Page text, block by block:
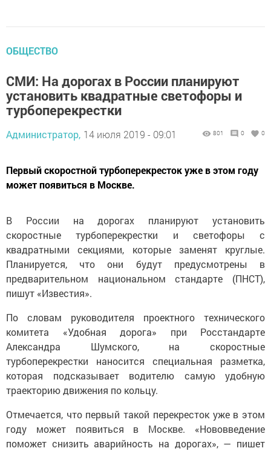
ОБЩЕСТВО
СМИ: На дорогах в России планируют
установить квадратные светофоры и
турбоперекрестки
Администратор, 14 июля 2019 - 09:01 801 0 0
Первый скоростной турбоперекресток уже в этом году
может появиться в Москве.
В России на дорогах планируют установить
скоростные турбоперекрестки и светофоры с
квадратными секциями, которые заменят круглые.
Планируется, что они будут предусмотрены в
предварительном национальном стандарте (ПНСТ),
пишут «Известия».
По словам руководителя проектного технического
комитета «Удобная дорога» при Росстандарте
Александра Шумского, на скоростные
турбоперекрестки наносится специальная разметка,
которая подсказывает водителю самую удобную
траекторию движения по кольцу.
Отмечается, что первый такой перекресток уже в этом
году может появиться в Москве. «Нововведение
поможет снизить аварийность на дорогах», — пишет